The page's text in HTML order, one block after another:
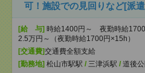
可！施設での見回りなど[派
[給 与] 時給1400円～ 夜勤時給
2.5万円～（夜勤時給1700円×15h）
[交通費]交通費全額支給
[勤務地] 松山市駅駅 / 三津浜駅 / 道後